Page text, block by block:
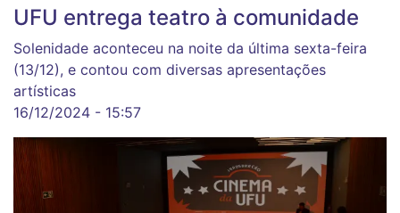
UFU entrega teatro à comunidade
Solenidade aconteceu na noite da última sexta-feira
(13/12), e contou com diversas apresentações
artísticas
16/12/2024 - 15:57